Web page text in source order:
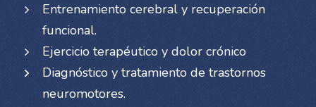
Entrenamiento cerebral y recuperación
funcional.
Ejercicio terapéutico y dolor crónico
Diagnóstico y tratamiento de trastornos
neuromotores.